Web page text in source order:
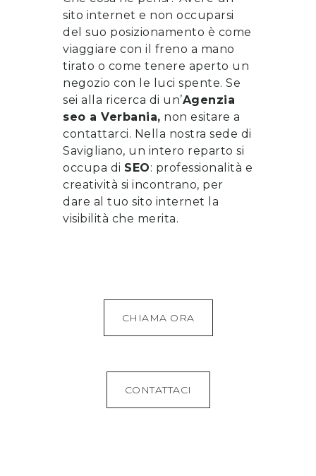
sito internet e non occuparsi
del suo posizionamento è come
viaggiare con il freno a mano
tirato o come tenere aperto un
negozio con le luci spente. Se
sei alla ricerca di un’Agenzia
seo a Verbania, non esitare a
contattarci. Nella nostra sede di
Savigliano, un intero reparto si
occupa di SEO: professionalità e
creatività si incontrano, per
dare al tuo sito internet la
visibilità che merita.
CHIAMA ORA
CONTATTACI